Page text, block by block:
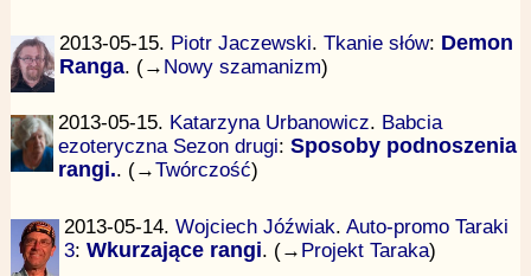
2013-05-15. Piotr Jaczewski.Tkanie słów: Demon
Ranga. (→ Nowy szamanizm)
2013-05-15. Katarzyna Urbanowicz. Babcia
ezoteryczna Sezon drugi:Sposoby podnoszenia
rangi.. (→Twórczość)
2013-05-14. Wojciech Jóźwiak. Auto-promo Taraki
3: Wkurzające rangi. (→ Projekt Taraka)